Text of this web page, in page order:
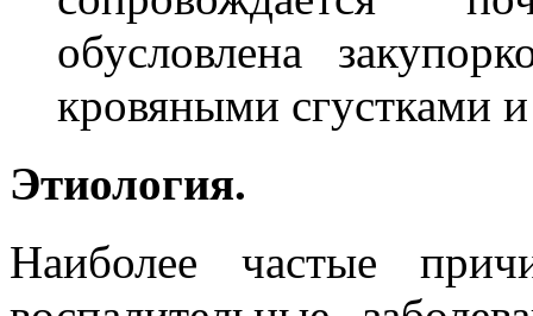
обусловлена
кровяными сгустками
Этиология.
Наиболее частые